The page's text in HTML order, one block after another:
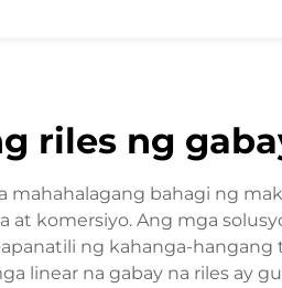
riles ng
mahahalagang bahagi ng
at komersiyo. Ang mga
ng kahanga-
linear na gabay na riles ay